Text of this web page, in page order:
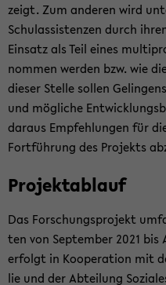
zeigt. Zum an­de­ren wird
Schul­as­sis­ten­zen durch
Ein­satz als Teil eines
nom­men wer­den bzw. wie
die­ser Stel­le sol­len
und mög­li­che
dar­aus Emp­feh­lun­gen für
Fort­füh­rung des Pro­jekts
Pro­jekt­ab­lauf
Das For­schungs­pro­jekt
ten von Sep­tem­ber 2021
er­folgt in Ko­ope­ra­ti­on mit
lie und der Ab­tei­lung